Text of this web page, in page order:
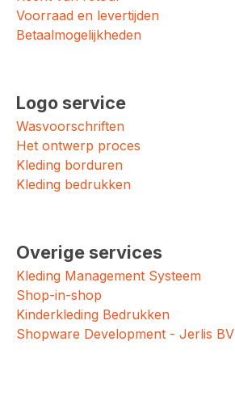
Voorraad en levertijden
Betaalmogelijkheden
Logo service
Wasvoorschriften
Het ontwerp proces
Kleding borduren
Kleding bedrukken
Overige services
Kleding Management Systeem
Shop-in-shop
Kinderkleding Bedrukken
Shopware Development - Jerlis BV